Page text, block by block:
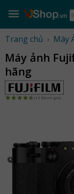
Trang chủ › Máy
Máy ảnh
hãng
(13 Đánh giá)